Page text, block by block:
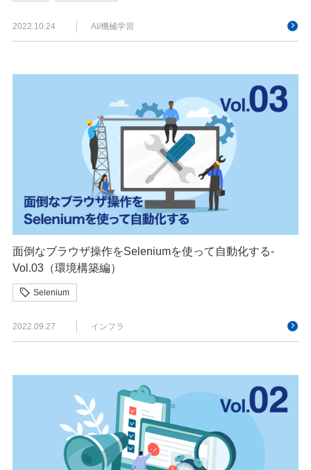
2022.10.24 AI/機械学習
面倒なブラウザ操作をSeleniumを使って自動化する-
Vol.03（環境構築編）
Selenium
2022.09.27 インフラ